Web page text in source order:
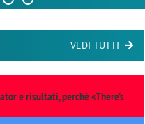
VEDI TUTTI
e risultati, perché «There’s